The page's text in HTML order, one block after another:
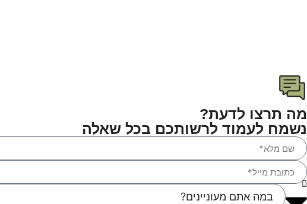
מה תרצו לדעת?
נשמח לעמוד לרשותכם בכל שאלה